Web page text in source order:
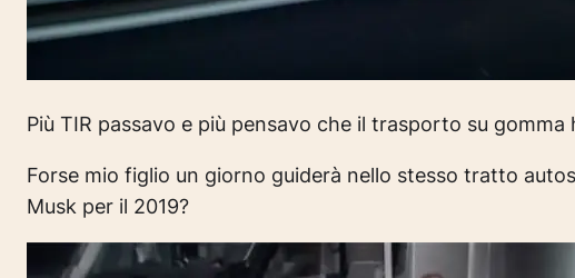
Più TIR passavo e più pensavo che il trasporto su
Forse mio figlio un giorno guiderà nello stesso tratto
Musk per il 2019?